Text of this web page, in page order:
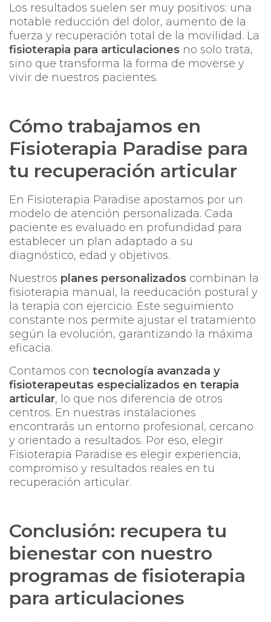
Los resultados suelen ser muy positivos: una
notable reducción del dolor, aumento de la
fuerza y recuperación total de la movilidad. La
fisioterapia para articulaciones no solo trata,
sino que transforma la forma de moverse y
vivir de nuestros pacientes.
Cómo trabajamos en
Fisioterapia Paradise para
tu recuperación articular
En Fisioterapia Paradise apostamos por un
modelo de atención personalizada. Cada
paciente es evaluado en profundidad para
establecer un plan adaptado a su
diagnóstico, edad y objetivos.
Nuestros planes personalizados combinan la
fisioterapia manual, la reeducación postural y
la terapia con ejercicio. Este seguimiento
constante nos permite ajustar el tratamiento
según la evolución, garantizando la máxima
eficacia.
Contamos con tecnología avanzada y
fisioterapeutas especializados en terapia
articular, lo que nos diferencia de otros
centros. En nuestras instalaciones
encontrarás un entorno profesional, cercano
y orientado a resultados. Por eso, elegir
Fisioterapia Paradise es elegir experiencia,
compromiso y resultados reales en tu
recuperación articular.
Conclusión: recupera tu
bienestar con nuestro
programas de fisioterapia
para articulaciones